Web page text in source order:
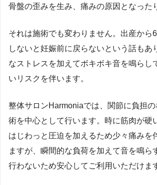
骨盤の歪みを生み、痛みの原因となった
それは施術でも変わりません。出産から
しないと妊娠前に戻らないという話もあ
なストレスを加えてボキボキ音を鳴らし
いリスクを伴います。
整体サロンHarmoniaでは、関節に負担
術を中心として行います。時に筋肉が硬
はじわっと圧迫を加えるため少々痛みを
ますが、瞬間的な負荷を加えて音を鳴ら
行わないため安心してご利用いただけま